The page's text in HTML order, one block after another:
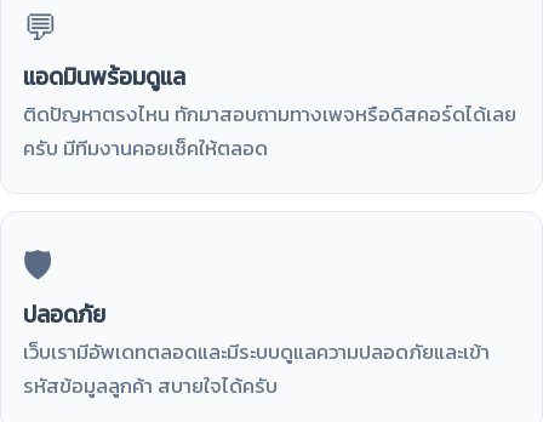
💬
แอดมินพร้อมดูแล
ติดปัญหาตรงไหน ทักมาสอบถามทางเพจหรือดิสคอร์ดได้เลย
ครับ มีทีมงานคอยเช็คให้ตลอด
🛡️
ปลอดภัย
เว็บเรามีอัพเดทตลอดและมีระบบดูแลความปลอดภัยและเข้า
รหัสข้อมูลลูกค้า สบายใจได้ครับ